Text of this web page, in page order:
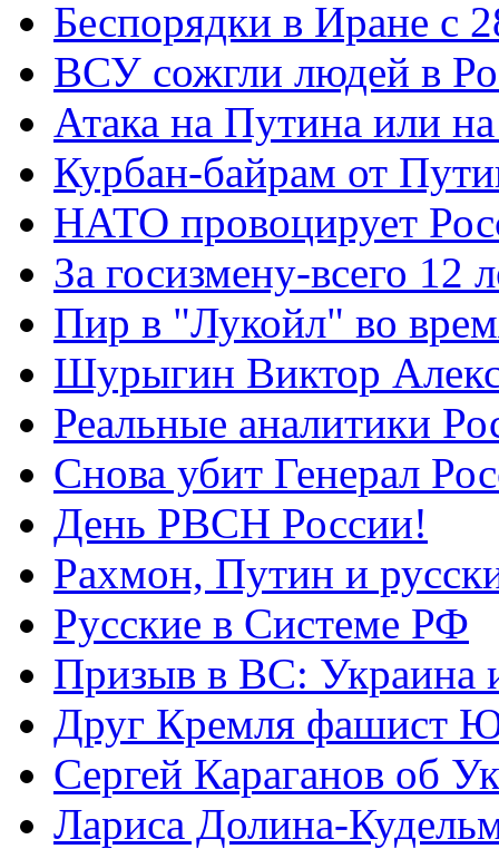
Беспорядки в Иране с
ВСУ сожгли людей в
Атака на Путина или
Курбан-байрам от
НАТО провоцирует
За госизмену-всего 12
Пир в "Лукойл" во
Шурыгин Виктор
Реальные аналитики
Снова убит Генерал
День РВСН России!
Рахмон, Путин и
Русские в Системе РФ
Призыв в ВС: Украина
Друг Кремля фашист
Сергей Караганов об
Лариса Долина-